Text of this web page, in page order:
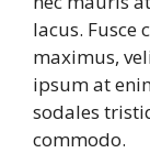
lacus. Fusce
maximus,
ipsum at
sodales
commodo.